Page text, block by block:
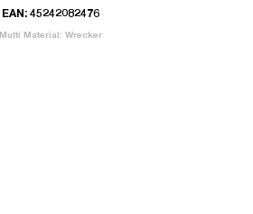
EAN: 45242082476
Multi Material: Wrecker